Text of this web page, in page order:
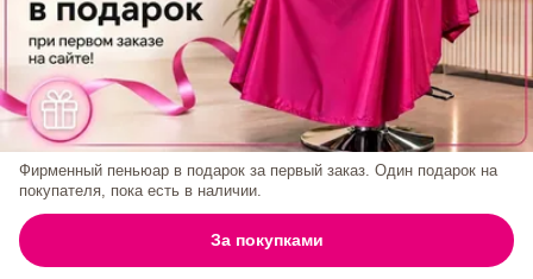
ГЛАВНАЯ ПОИСК КОРЗИНА АККАУНТ
Кератин LOVE POTION REPAIR 500 Ml
4 100₽
БРЕНД: LOVE POTION
Объём
Фирменный пеньюар в подарок за первый заказ. Один подарок на
покупателя, пока есть в наличии.
За покупками